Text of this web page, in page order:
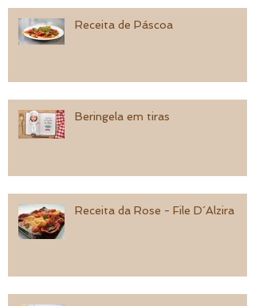
Receita de Páscoa
Beringela em tiras
Receita da Rose - File D´Alzira